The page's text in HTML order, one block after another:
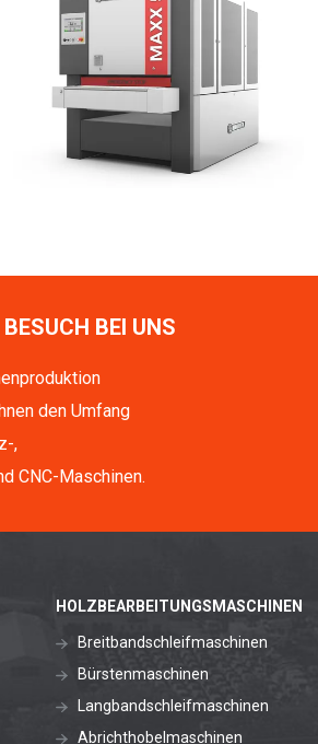
BEI UNS
den Umfang
,
CNC-Maschinen.
HOLZBEARBEITUNGSMASCHINEN
Breitbandschleifmaschinen
Bürstenmaschinen
Langbandschleifmaschinen
Abrichthobelmaschinen